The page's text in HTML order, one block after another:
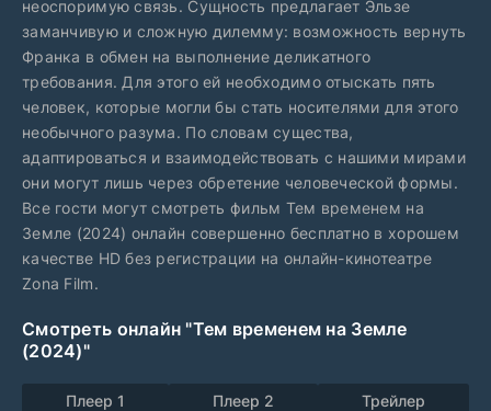
неоспоримую связь. Сущность предлагает Эльзе
заманчивую и сложную дилемму: возможность вернуть
Франка в обмен на выполнение деликатного
требования. Для этого ей необходимо отыскать пять
человек, которые могли бы стать носителями для этого
необычного разума. По словам существа,
адаптироваться и взаимодействовать с нашими мирами
они могут лишь через обретение человеческой формы.
Все гости могут смотреть фильм Тем временем на
Земле (2024) онлайн совершенно бесплатно в хорошем
качестве HD без регистрации на онлайн-кинотеатре
Zona Film.
Смотреть онлайн "Тем временем на Земле
(2024)"
Плеер 1 Плеер 2 Трейлер